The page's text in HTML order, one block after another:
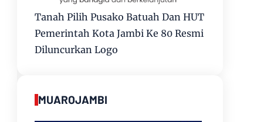
Tanah Pilih Pusako Batuah Dan HUT
Pemerintah Kota Jambi Ke 80 Resmi
Diluncurkan Logo
MUAROJAMBI